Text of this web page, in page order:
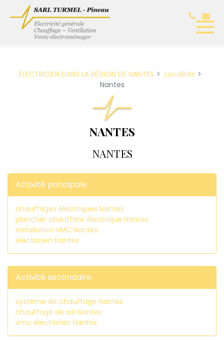
ÉLECTRICIEN DANS LA RÉGION DE NANTES
Localités
Nantes
NANTES
NANTES
Activité principale
chauffages électriques Nantes
plancher chauffant électrique Nantes
installation VMC Nantes
electricien Nantes
Activité secondaire
système de chauffage Nantes
chauffage de sol Nantes
vmc electricien Nantes
Panneau de gestion des cookies